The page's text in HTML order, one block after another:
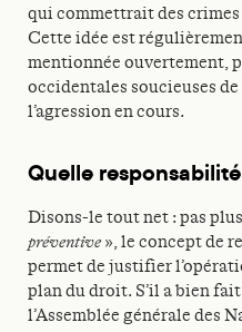
qui commettrait des
Cette idée est
mentionnée ouvertement,
occidentales soucieuses
l’agression en cours.
Quelle
Disons-le tout net : pas
préventive », le concept de
permet de justifier
plan du droit. S’il a bien
l’Assemblée générale des